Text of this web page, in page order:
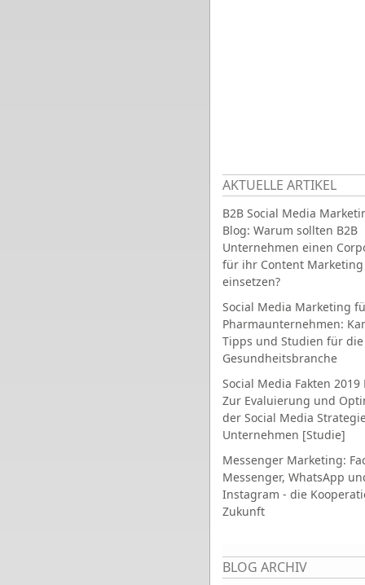
AKTUELLE ARTIKEL
B2B Social Media
Blog: Warum sollten B2B
Unternehmen einen
für ihr Content Marketing
einsetzen?
Social Media Marketing
Pharmaunternehmen:
Tipps und Studien für die
Gesundheitsbranche
Social Media Fakten 2019
Zur Evaluierung und
der Social Media
Unternehmen [Studie]
Messenger Marketing:
Messenger, WhatsApp
Instagram - die
Zukunft
BLOG ARCHIV
Seiten